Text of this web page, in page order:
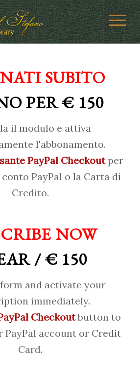
SUBITO
PER € 150
il modulo e attiva
l'abbonamento.
PayPal Checkoutper
PayPal o la Carta di
Credito.
NOW
/ € 150
and activate your
immediately.
Checkoutbutton to
PayPal account or Credit
Card.